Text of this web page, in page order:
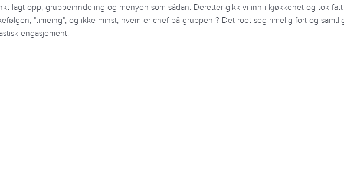
lagt opp, gruppeinndeling og menyen som sådan. Deretter gikk vi inn i kjøkkenet og tok
"timeing", og ikke minst, hvem er chef på gruppen ? Det roet seg rimelig fort og
engasjement.